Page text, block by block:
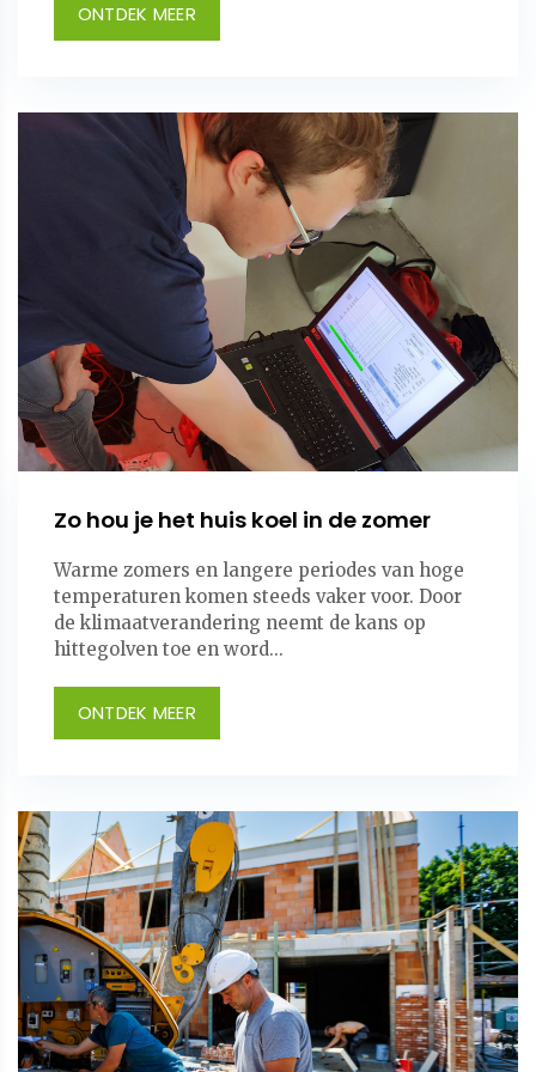
ONTDEK MEER
Zo hou je het huis koel in de zomer
Warme zomers en langere periodes van hoge
temperaturen komen steeds vaker voor. Door
de klimaatverandering neemt de kans op
hittegolven toe en word...
ONTDEK MEER